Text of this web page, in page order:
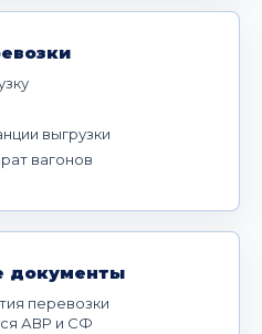
выгрузки
вагонов
документы
перевозки
АВР и СФ